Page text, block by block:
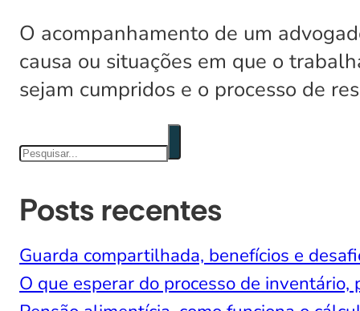
O acompanhamento de um
causa ou situações em que o
sejam cumpridos e o processo de
Posts recentes
Guarda compartilhada, benefícios e
O que esperar do processo de inventário,